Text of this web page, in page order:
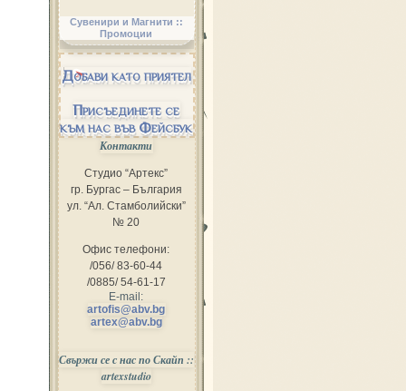
Сувенири и Магнити ::
Промоции
Добави като приятел
Присъединете се
към нас във Фейсбук
Контакти
Студио “Артекс”
гр. Бургас – България
ул. “Ал. Стамболийски”
№ 20
Офис телефони:
/056/ 83-60-44
/0885/ 54-61-17
E-mail:
artofis@abv.bg
artex@abv.bg
Свържи се с нас по Скайп ::
artexstudio